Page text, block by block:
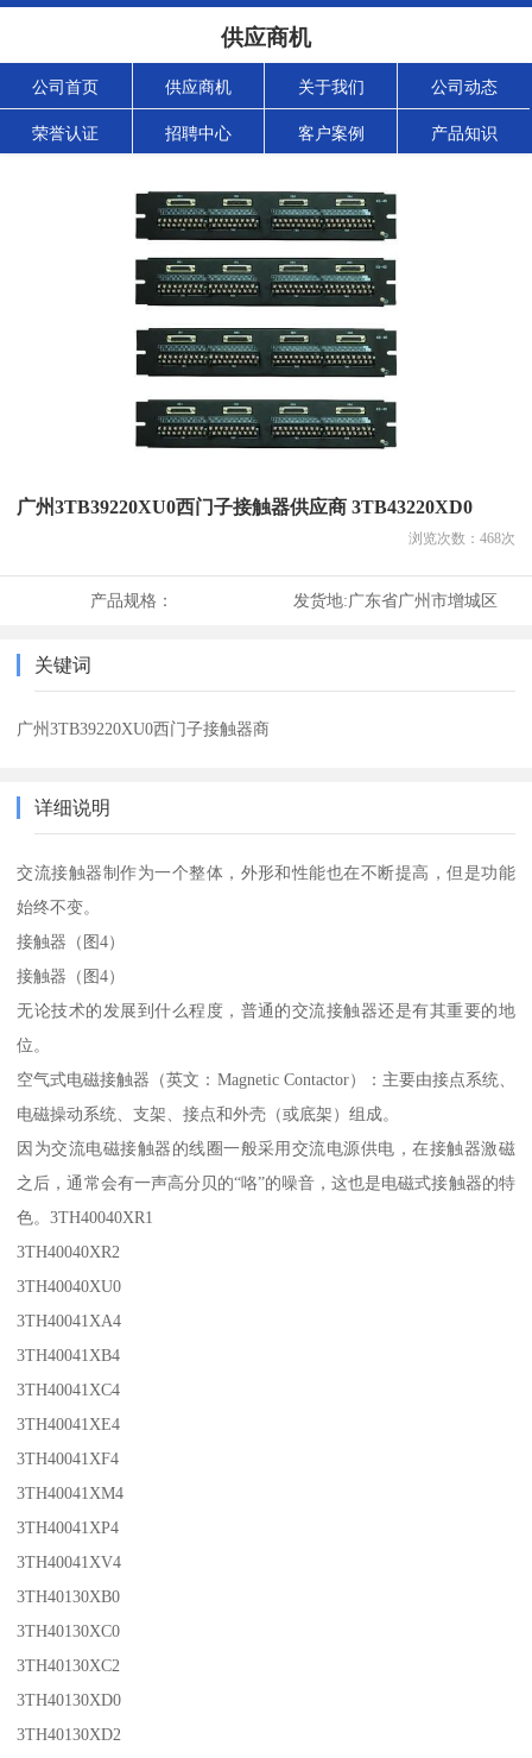
供应商机
公司首页 供应商机 关于我们 公司动态
荣誉认证 招聘中心 客户案例 产品知识
广州3TB39220XU0西门子接触器供应商 3TB43220XD0
浏览次数： 468次
产品规格： 发货地:广东省广州市增城区
关键词
广州3TB39220XU0西门子接触器商
详细说明
交流接触器制作为一个整体，外形和性能也在不断提高，但是功能
始终不变。
接触器（图4）
接触器（图4）
无论技术的发展到什么程度，普通的交流接触器还是有其重要的地
位。
空气式电磁接触器（英文：Magnetic Contactor）：主要由接点系统、
电磁操动系统、支架、接点和外壳（或底架）组成。
因为交流电磁接触器的线圈一般采用交流电源供电，在接触器激磁
之后，通常会有一声高分贝的“咯”的噪音，这也是电磁式接触器的特
色。3TH40040XR1
3TH40040XR2
3TH40040XU0
3TH40041XA4
3TH40041XB4
3TH40041XC4
3TH40041XE4
3TH40041XF4
3TH40041XM4
3TH40041XP4
3TH40041XV4
3TH40130XB0
3TH40130XC0
3TH40130XC2
3TH40130XD0
3TH40130XD2